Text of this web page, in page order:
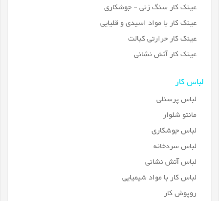
عینک کار سنگ زنی - جوشکاری
عینک کار با مواد اسیدی و قلیایی
عینک کار حرارتی کبالت
عینک کار آتش نشانی
لباس کار
لباس پرسنلی
مانتو شلوار
لباس جوشکاری
لباس سردخانه
لباس آتش نشانی
لباس کار با مواد شیمیایی
روپوش کار